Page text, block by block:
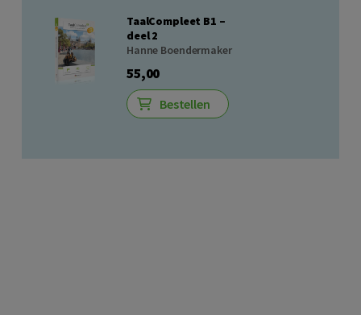
TaalCompleet B1 –
deel 2
Hanne Boendermaker
55,00
Bestellen